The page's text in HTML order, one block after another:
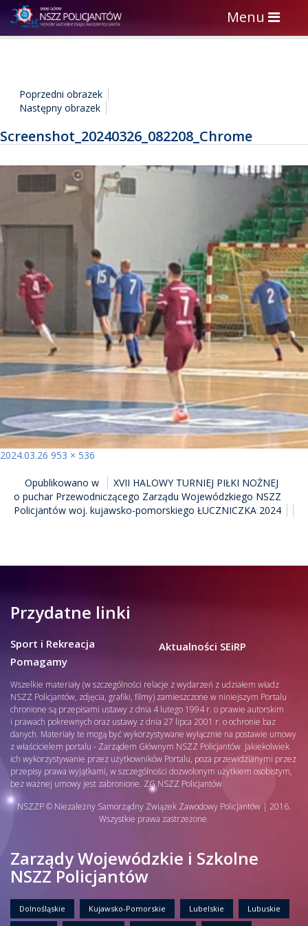
Toggle
navigation
Menu
Poprzedni obrazek
Następny obrazek
Screenshot_20240326_082208_Chrome
Opublikowano
2024.03.26 Pełny
953 × 536
WPISUOpublikowano w
XVII HALOWY TURNIEJ PIŁKI NOŻNEJ
o puchar Przewodniczącego Zarządu Wojewódzkiego NSZZ
Policjantów woj. kujawsko-pomorskiego ŁUCZNICZKA 2024
Przydatne linki
Sport i Rekreacja
Pomagamy
Aktualności SEiRP
Wszelkie materiały (w szczególności relacje z wydarzeń z udziałem władz
NSZZ Policjantów, zdjęcia, grafiki, filmy) zamieszczone w niniejszym Portalu
chronione są przepisami ustawy z dnia 4 lutego 1994 r. o prawie autorskim
i prawach pokrewnych oraz ustawy z dnia 27 lipca 2001 r. o ochronie baz
danych. Materiały te mogą być wykorzystywane wyłącznie na postawie umowy
z właścicielem portalu - Zarządem Głównym NSZZ Policjantów. Jakiekolwiek
ich wykorzystywanie przez użytkowników Portalu, poza przewidzianymi przez
przepisy prawa wyjątkami, w szczególności dozwolonym użytkiem osobistym,
bez ważnej umowy jest zabronione. ZG NSZZ Policjantów
NSZZP © Niezależny Samorządny Związek Zawodowy Policjantów | 2016.
Wszystkie prawa zastrzeżone.
Zarządy Wojewódzkie i Szkolne
NSZZ Policjantów
Dolnośląskie Kujawsko-Pomorskie Lubelskie Lubuskie